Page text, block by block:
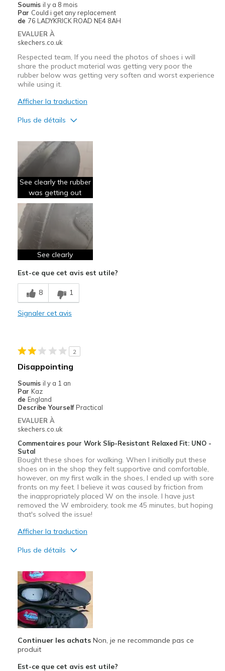
Soumis il y a 8 mois
Par Could i get any replacement
de 76 LADYKRICK ROAD NE4 8AH
EVALUER À
skechers.co.uk
Respected team, If you need the photos of shoes i will
share the product material was getting very poor the
rubber below was getting very soften and worst experience
while using it.
Afficher la traduction
Plus de détails
Poor Quality
See clearly the rubber
was getting out
See clearly
Est-ce que cet avis est utile?
8 1
Signaler cet avis
2
Disappointing
Soumis il y a 1 an
Par Kaz
de England
Describe Yourself Practical
EVALUER À
skechers.co.uk
Commentaires pour Work Slip-Resistant Relaxed Fit: UNO -
Sutal
Bought these shoes for walking. When I initially put these
shoes on in the shop they felt supportive and comfortable,
however, on my first walk in the shoes, I ended up with sore
fronts on my feet. I believe it was caused by friction from
the inappropriately placed W on the insole. I have just
removed the W embroidery, took me 45 minutes, but hoping
that's solved the issue!
Afficher la traduction
Plus de détails
Has a W embroidered in the insole
Poor Cushioning
Les meilleures utilisations
walking
Continuer les achatsNon, je ne recommande pas ce
produit
Est-ce que cet avis est utile?